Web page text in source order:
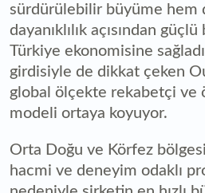
sürdürülebilir büyüme hem
dayanıklılık açısından
Türkiye ekonomisine
girdisiyle de dikkat çeken
global ölçekte rekabetçi ve
modeli ortaya koyuyor.
Orta Doğu ve Körfez
hacmi ve deneyim odaklı